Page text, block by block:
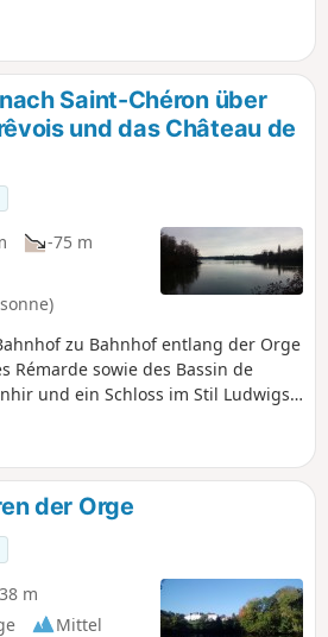
aus einem
Hängen,
Wald
aus
besteht.Zu
angelegten
de Trévoix
Weise
dank eines
kleiner
Wald von
auch mit
aufgrund
Saint-Chéron über
und das Château de
-75 m
zu Bahnhof entlang der Orge
Rémarde sowie des Bassin de
und ein Schloss im Stil Ludwigs
der Orge
m
Mittel